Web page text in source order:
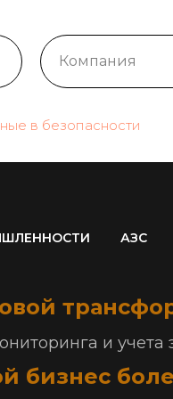
в безопасности
АЗС
и учета
бизнес